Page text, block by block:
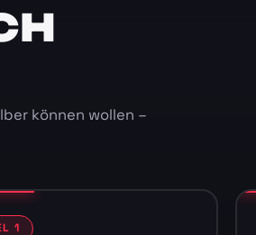
können wollen –
1